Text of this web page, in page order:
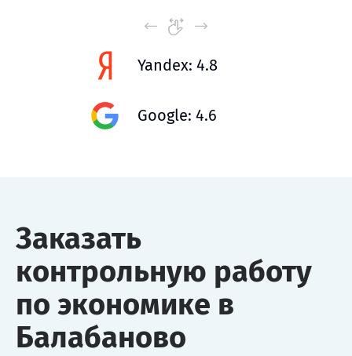
Yandex: 4.8
Google: 4.6
Заказать
контрольную работу
по экономике в
Балабаново